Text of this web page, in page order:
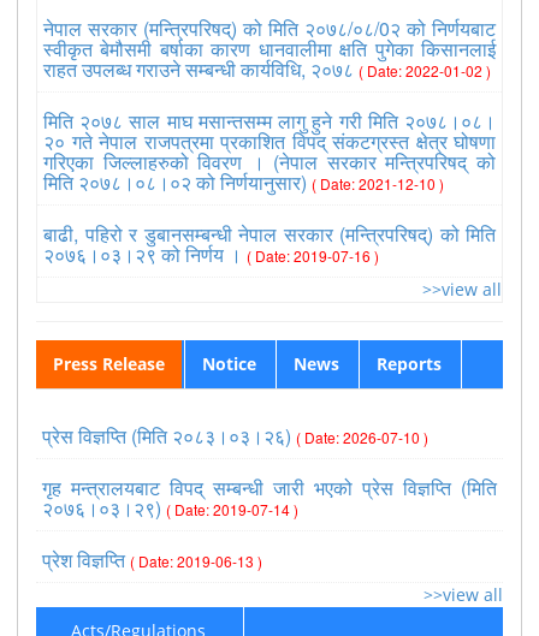
नेपाल सरकार (मन्त्रिपरिषद्) को मिति २०७८/०८/0२ को निर्णयबाट
स्वीकृत बेमौसमी बर्षाका कारण धानवालीमा क्षति पुगेका किसानलाई
राहत उपलब्ध गराउने सम्बन्धी कार्यविधि, २०७८ ( Date: 2022-01-02 )
मिति २०७८ साल माघ मसान्तसम्म लागु हुने गरी मिति २०७८।०८।
२० गते नेपाल राजपत्रमा प्रकाशित विपद् संकटग्रस्त क्षेत्र घोषणा
गरिएका जिल्लाहरुको विवरण । (नेपाल सरकार मन्त्रिपरिषद् को
मिति २०७८।०८।०२ को निर्णयानुसार) ( Date: 2021-12-10 )
बाढी, पहिरो र डुबानसम्बन्धी नेपाल सरकार (मन्त्रिपरिषद्) को मिति
२०७६।०३।२९ को निर्णय । ( Date: 2019-07-16 )
>>view all
Press Release Notice News Reports
प्रेस विज्ञप्ति (मिति २०८३।०३।२६) ( Date: 2026-07-10 )
गृह मन्त्रालयबाट विपद् सम्बन्धी जारी भएको प्रेस विज्ञप्ति (मिति
२०७६।०३।२९) ( Date: 2019-07-14 )
प्रेश विज्ञप्ति ( Date: 2019-06-13 )
>>view all
Acts/Regulations